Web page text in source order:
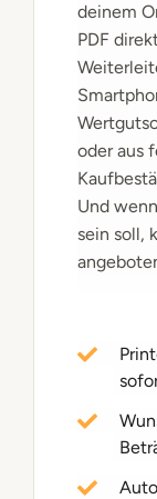
deinem
PDF
oder aus
Und
sein soll,